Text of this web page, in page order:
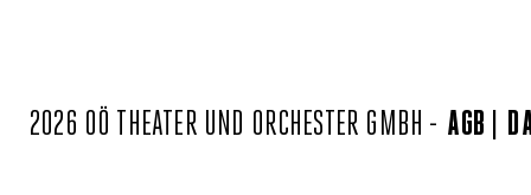
2026 OÖ THEATER UND ORCHESTER GMBH - AGB